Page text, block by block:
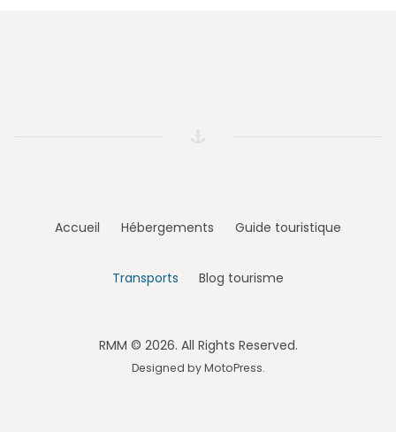
Accueil Hébergements Guide touristique
Transports Blog tourisme
RMM © 2026. All Rights Reserved.
Designed byMotoPress.